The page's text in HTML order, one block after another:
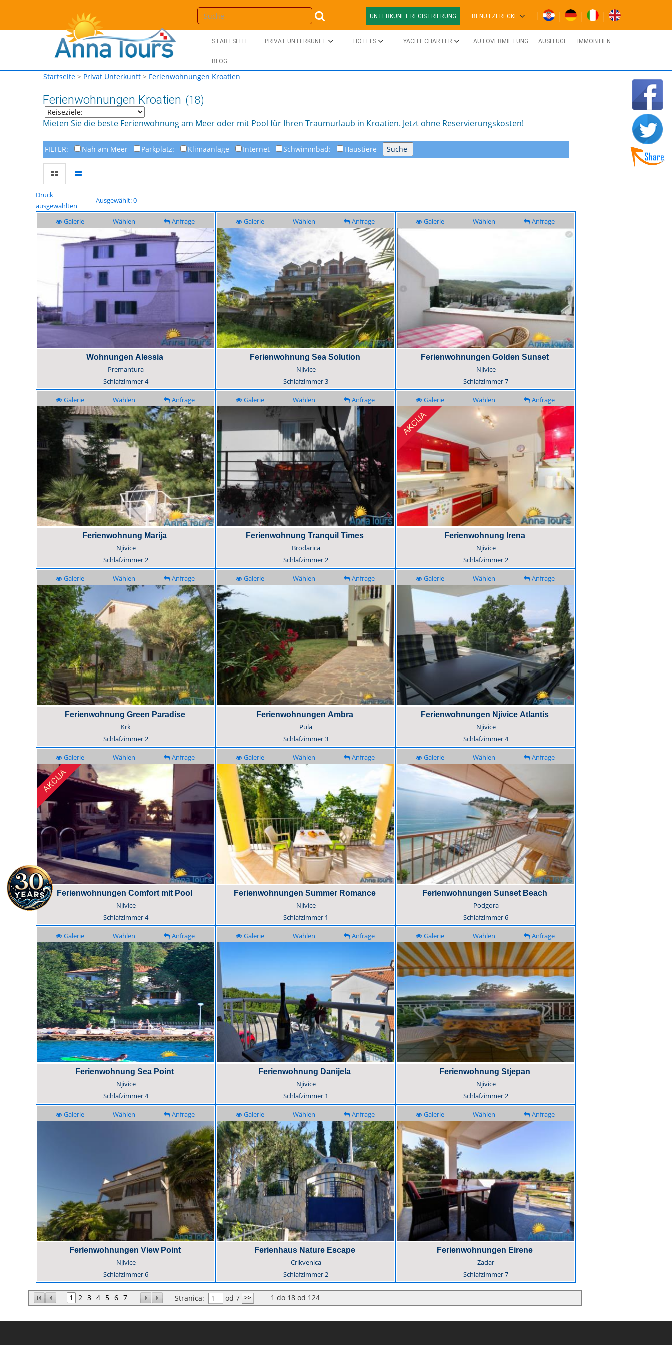
UNTERKUNFT REGISTRIERUNG BENUTZERECKE
STARTSEITE PRIVAT UNTERKUNFT HOTELS YACHT CHARTER AUTOVERMIETUNG AUSFLÜGE IMMOBILIEN
BLOG
Startseite > Privat Unterkunft > Ferienwohnungen Kroatien
Ferienwohnungen Kroatien (18)
Mieten Sie die beste Ferienwohnung am Meer oder mit Pool für Ihren Traumurlaub in Kroatien. Jetzt ohne Reservierungskosten!
FILTER: Nah am Meer Parkplatz: Klimaanlage Internet Schwimmbad: Haustiere
Druck
ausgewählten
Ausgewählt: 0
Galerie Wählen Anfrage
Wohnungen Alessia
Premantura
Schlafzimmer4
Galerie Wählen Anfrage
Ferienwohnung Sea Solution
Njivice
Schlafzimmer3
Galerie Wählen Anfrage
Ferienwohnungen Golden Sunset
Njivice
Schlafzimmer7
Galerie Wählen Anfrage
Ferienwohnung Marija
Njivice
Schlafzimmer2
Galerie Wählen Anfrage
Ferienwohnung Tranquil Times
Brodarica
Schlafzimmer2
Galerie Wählen Anfrage
Ferienwohnung Irena
Njivice
Schlafzimmer2
Galerie Wählen Anfrage
Ferienwohnung Green Paradise
Krk
Schlafzimmer2
Galerie Wählen Anfrage
Ferienwohnungen Ambra
Pula
Schlafzimmer3
Galerie Wählen Anfrage
Ferienwohnungen Njivice Atlantis
Njivice
Schlafzimmer4
Galerie Wählen Anfrage
Ferienwohnungen Comfort mit Pool
Njivice
Schlafzimmer4
Galerie Wählen Anfrage
Ferienwohnungen Summer Romance
Njivice
Schlafzimmer 1
Galerie Wählen Anfrage
Ferienwohnungen Sunset Beach
Podgora
Schlafzimmer6
Galerie Wählen Anfrage
Ferienwohnung Sea Point
Njivice
Schlafzimmer4
Galerie Wählen Anfrage
Ferienwohnung Danijela
Njivice
Schlafzimmer 1
Galerie Wählen Anfrage
Ferienwohnung Stjepan
Njivice
Schlafzimmer2
Galerie Wählen Anfrage
Ferienwohnungen View Point
Njivice
Schlafzimmer6
Galerie Wählen Anfrage
Ferienhaus Nature Escape
Crikvenica
Schlafzimmer2
Galerie Wählen Anfrage
Ferienwohnungen Eirene
Zadar
Schlafzimmer7
1 2 3 4 5 6 7 Stranica: od 7 1 do 18 od 124